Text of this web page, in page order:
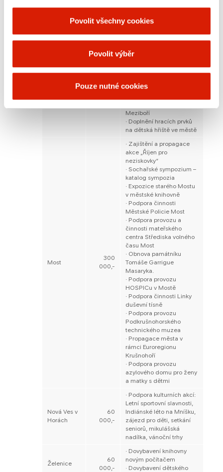
Povolit všechny cookies
Povolit výběr
Pouze nutné cookies
Radčice
000,-
kulturních akcí pro děti.
000,-
· Podpora a ochrana
kriminality) –
Meziboří a mladých
Meziboří
· Doplnění hracích prvků
na dětská hřiště ve městě
Most
300
000,-
· Zajištění a propagace
akce „Říjen pro
neziskovky“
· Sochařské sympozium –
katalog sympozia
· Expozice starého Mostu
v městské knihovně
· Podpora činnosti
Městské Policie Most
· Podpora provozu a
činnosti mateřského
centra Střediska volného
času Most
· Obnova památníku
Tomáše Garrigue
Masaryka.
· Podpora provoz​​u
HOSPICu v Mostě
· Podpora činnosti Linky
duševní tísně
· Podpora provozu
Podkrušnohorského
technického muzea
· Propagace města v
rámci Euroregionu
Krušnohoří
· Podpora provozu
azylového domu pro ženy
a matky s dětmi
Nová Ves v
Horách
60
000,-
· Podpora kulturních akcí:
Letní sportovní slavnosti,
Indiánské léto na Mníšku,
zájezd pro děti, setkání
seniorů, mikulášská
nadílka, vánoční trhy
Želenice
60
000,-
· Dovybavení knihovny
novým počítačem
· Dovybavení dětského